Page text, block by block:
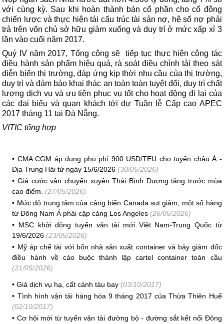
với cùng kỳ. Sau khi hoàn thành bán cổ phần cho cổ đông
chiến lược và thực hiện tái cấu trúc tài sản nợ, hệ số nợ phải
trả trên vốn chủ sở hữu giảm xuống và duy trì ở mức xấp xỉ 3
lần vào cuối năm 2017.
Quý IV năm 2017, Tổng công sẽ tiếp tục thực hiện công tác
điều hành sản phẩm hiệu quả, rà soát điều chỉnh tải theo sát
diễn biến thị trường, đáp ứng kịp thời nhu cầu của thị trường,
duy trì và đảm bảo khai thác an toàn toàn tuyệt đối, duy trì chất
lượng dịch vụ và ưu tiên phục vụ tốt cho hoạt động đi lại của
các đại biểu và quan khách tới dự Tuần lễ Cấp cao APEC
2017 tháng 11 tại Đà Nẵng.
VITIC tổng hợp
• CMA CGM áp dụng phụ phí 900 USD/TEU cho tuyến châu Á -
Địa Trung Hải từ ngày 15/6/2026 (30/05/2026)
•Giá cước vận chuyển xuyên Thái Bình Dương tăng trước mùa
cao điểm. (27/05/2026)
• Mức độ trung tâm của cảng biển Canada sụt giảm, một số hàng
từ Đông Nam Á phải cập cảng Los Angeles(26/05/2026)
• MSC khởi động tuyến vận tải mới Việt Nam-Trung Quốc từ
19/6/2026 (23/05/2026)
• Mỹ áp chế tài với bốn nhà sản xuất container và bảy giám đốc
điều hành về cáo buộc thành lập cartel container toàn cầu
(21/05/2026)
•Giá dịch vụ hạ, cất cánh tàu bay (03/10/2017)
• Tình hình vận tải hàng hóa 9 tháng 2017 của Thừa Thiên Huế
(02/10/2017)
•Cơ hội mới từ tuyến vận tải đường bộ - đường sắt kết nối Đông